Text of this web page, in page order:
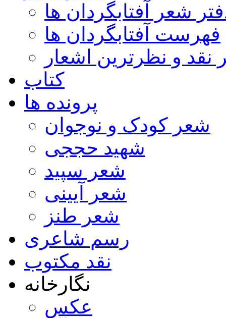
شعر آفتابگردان ها
فهرست آفتابگردان ها
نقد و نظرترین اشعار
کتاب
پرونده ها
شعر کودک و نوجوان
شهید حججی
شعر سپید
شعر آیینی
شعر طنز
رسم شاعری
نقد مکتوب
نگارخانه
عکس